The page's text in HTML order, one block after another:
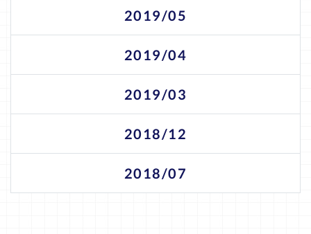
2019/05
2019/04
2019/03
2018/12
2018/07